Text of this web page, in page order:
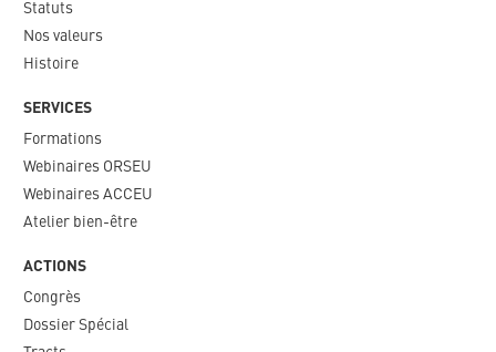
Statuts
Nos valeurs​
Histoire
SERVICES
Formations
Webinaires ORSEU​
Webinaires ACCEU
Atelier bien-être
ACTIONS
Congrès
Dossier Spécial